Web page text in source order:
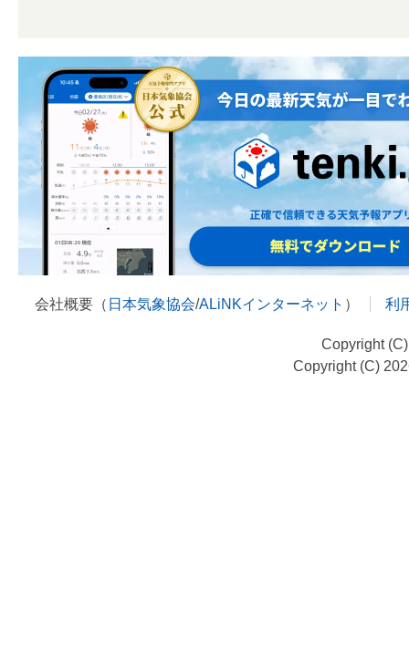
会社概要（ 日本気象協会/ALiNKインターネット ） 利
Copyright
Copyright (C)